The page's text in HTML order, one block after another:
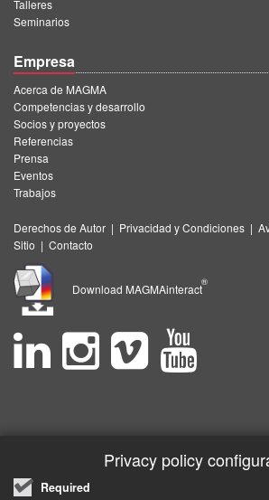
Talleres
Seminarios
Empresa
Acerca de MAGMA
Competencias y desarrollo
Socios y proyectos
Referencias
Prensa
Eventos
Trabajos
Derechos de Autor | Privacidad y Condiciones |
Sitio | Contacto
Download MAGMAinteract
®
Privacy policy
Required